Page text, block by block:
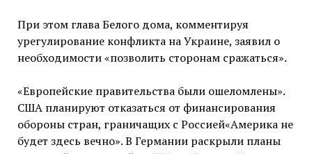
При этом глава Белого дома, комментируя
урегулирование конфликта на Украине, заявил о
необходимости «позволить сторонам сражаться».
«Европейские правительства были ошеломлены».
США планируют отказаться от финансирования
обороны стран, граничащих с Россией«Америка не
будет здесь вечно». В Германии раскрыли планы